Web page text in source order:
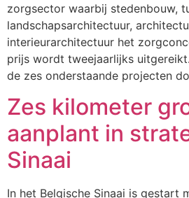
zorgsector waarbij stedenbouw,
landschapsarchitectuur,
interieurarchitectuur het
prijs wordt tweejaarlijks
de zes onderstaande projecten
Zes kilometer
aanplant in
Sinaai
In het Belgische Sinaai is gestart